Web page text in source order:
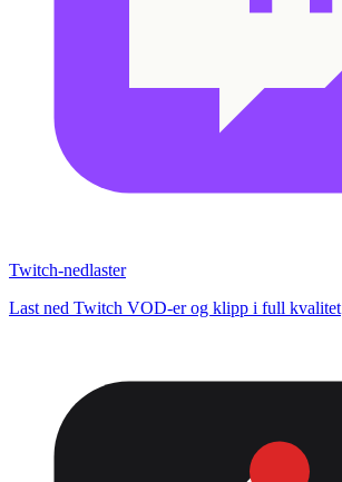
Twitch-nedlaster
Last ned Twitch VOD-er og klipp i full kvalitet